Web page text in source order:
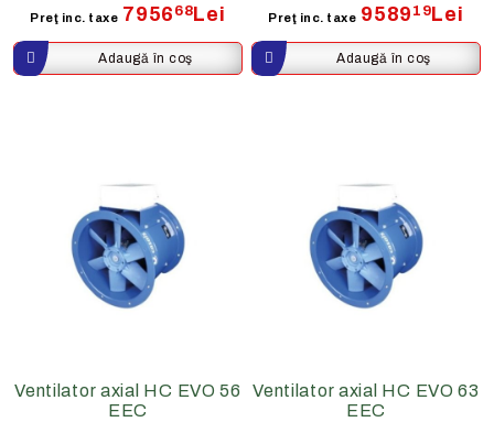
Preţ inc. taxe 7956 68Lei Preţ inc. taxe 9589 19Lei
Ventilator axial HC EVO 56
EEC
Ventilator axial HC EVO 63
EEC